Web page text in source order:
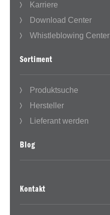
Karriere
Download Center
Whistleblowing Center
Sortiment
Produktsuche
Hersteller
Lieferant werden
Blog
Kontakt